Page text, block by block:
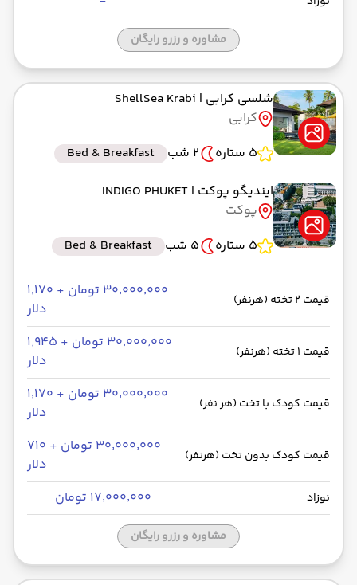
مشاوره و رزرو رایگان
شلسی کرابی | ShellSea Krabi
کرابی
5 ستاره
2 شب
Bed & Breakfast
ایندیگو پوکت | INDIGO PHUKET
پوکت
5 ستاره
5 شب Bed & Breakfast
قیمت 2 تخته (هرنفر)
۳۰٬۰۰۰٬۰۰۰ تومان + ۱٬۱۷۰
دلار
قیمت 1 تخته (هرنفر)
۳۰٬۰۰۰٬۰۰۰ تومان + ۱٬۹۴۵
دلار
قیمت کودک با تخت (هر نفر)
۳۰٬۰۰۰٬۰۰۰ تومان + ۱٬۱۷۰
دلار
قیمت کودک بدون تخت (هرنفر)
۳۰٬۰۰۰٬۰۰۰ تومان + ۷۱۰
دلار
نوزاد ۱۷٬۰۰۰٬۰۰۰ تومان
مشاوره و رزرو رایگان